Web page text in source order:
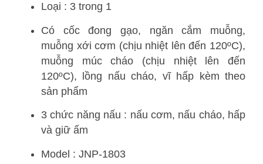
Loại : 3 trong 1
Có cốc đong gạo, ngăn cắm muỗng,
muỗng xới cơm (chịu nhiệt lên đến 120ºC),
muỗng múc cháo (chịu nhiệt lên đến
120ºC), lồng nấu cháo, vĩ hấp kèm theo
sản phẩm
3 chức năng nấu : nấu cơm, nấu cháo, hấp
và giữ ấm
Model : JNP-1803